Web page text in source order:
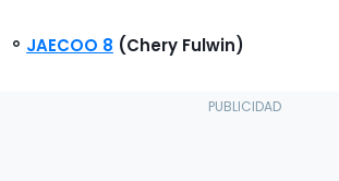
JAECOO 8 (Chery Fulwin)